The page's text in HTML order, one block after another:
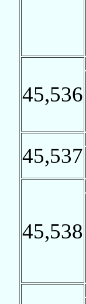
45,536
45,537
45,538